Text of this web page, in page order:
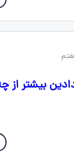
بیشتر از